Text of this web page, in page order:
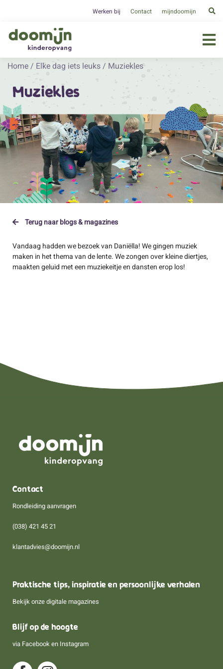
Werken bij Contact mijndoomijn
Home / Elke dag iets leuks / Muziekles
Muziekles
Terug naar blogs & magazines
Vandaag hadden we bezoek van Daniëlla! We gingen muziek
maken in het thema van de lente. We zongen over kleine diertjes,
maakten geluid met een muziekeitje en dansten erop los!
Contact
Rondleiding aanvragen
(038) 421 45 21
klantadvies@doomijn.nl
Praktische tips, inspiratie en persoonlijke verhalen
Bekijk onze digitale magazines
Blijf op de hoogte
via Facebook en Instagram